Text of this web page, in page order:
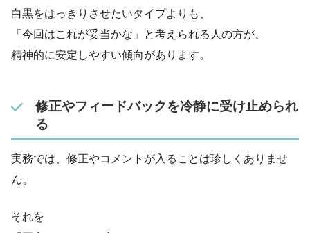
白黒をはっきりさせたいタイプよりも、
「今回はこれが妥当かな」と考えられる人の方が、
精神的に安定しやすい傾向があります。
修正やフィードバックを冷静に受け止められ
る
実務では、修正やコメントが入ることは珍しくありませ
ん。
それを